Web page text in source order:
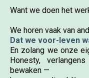
Want we doen het
We horen vaak van
Dat we voor-leven
En zolang we onze
Honesty,
bewaken —